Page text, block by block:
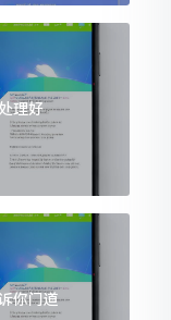
理好
你门道